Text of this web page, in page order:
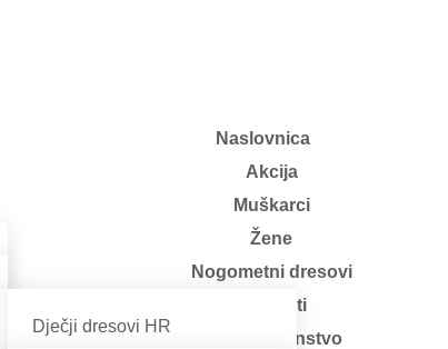
Naslovnica
Akcija
Muškarci
Žene
Nogometni dresovi
Dječji dresovi HR
Rekviziti
Dom i kućanstvo